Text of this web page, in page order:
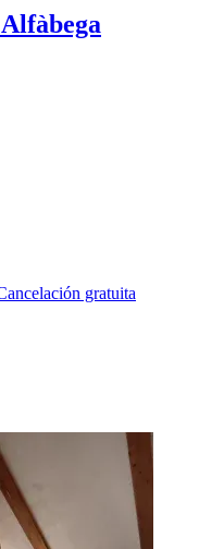
gratuita